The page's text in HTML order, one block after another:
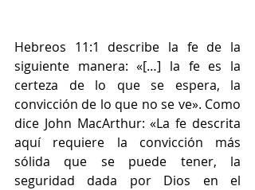
Hebreos 11:1 describe la fe de la
siguiente manera: «[…] la fe es la
certeza de lo que se espera, la
convicción de lo que no se ve». Como
dice John MacArthur: «La fe descrita
aquí requiere la convicción más
sólida que se puede tener, la
seguridad dada por Dios en el